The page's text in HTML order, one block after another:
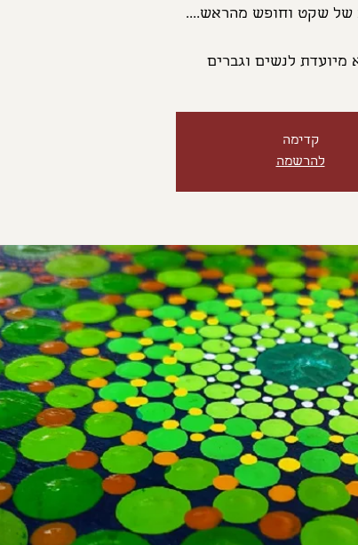
מיועדת לנשים וגברים
קדימה
להרשמה